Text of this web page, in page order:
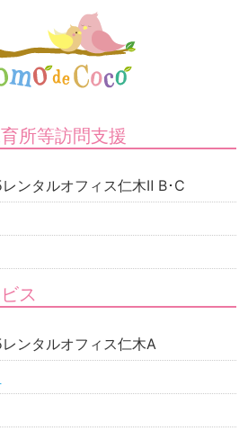
所等訪問支援
ンタルオフィス仁木Ⅱ B･C
ス
ンタルオフィス仁木A